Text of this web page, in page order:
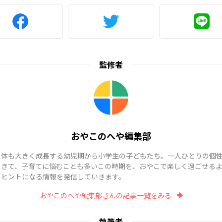
監修者
おやこのへや編集部
も大きく成長する幼児期から小学生の子どもたち。一人ひとりの個
て、子育てに悩むことも多いこの時期を、おやこで楽しく過ごせるよ
ントになる情報を発信していきます。
おやこのへや編集部さんの記事一覧をみる